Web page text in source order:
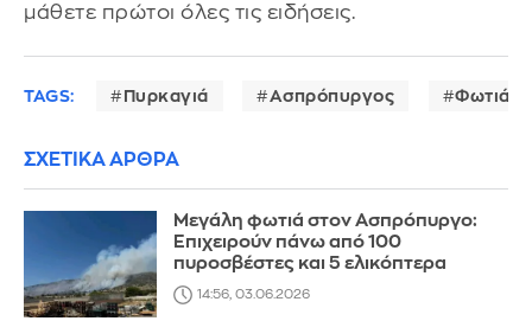
μάθετε πρώτοι όλες τις ειδήσεις.
TAGS: Πυρκαγιά Ασπρόπυργος Φωτιά
ΣΧΕΤΙΚΑ ΑΡΘΡΑ
Μεγάλη φωτιά στον Ασπρόπυργο:
Επιχειρούν πάνω από 100
πυροσβέστες και 5 ελικόπτερα
14:56, 03.06.2026